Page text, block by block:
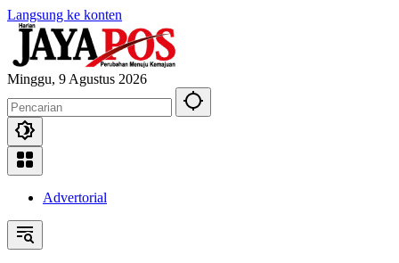
Langsung ke konten
Minggu, 9 Agustus 2026
Advertorial